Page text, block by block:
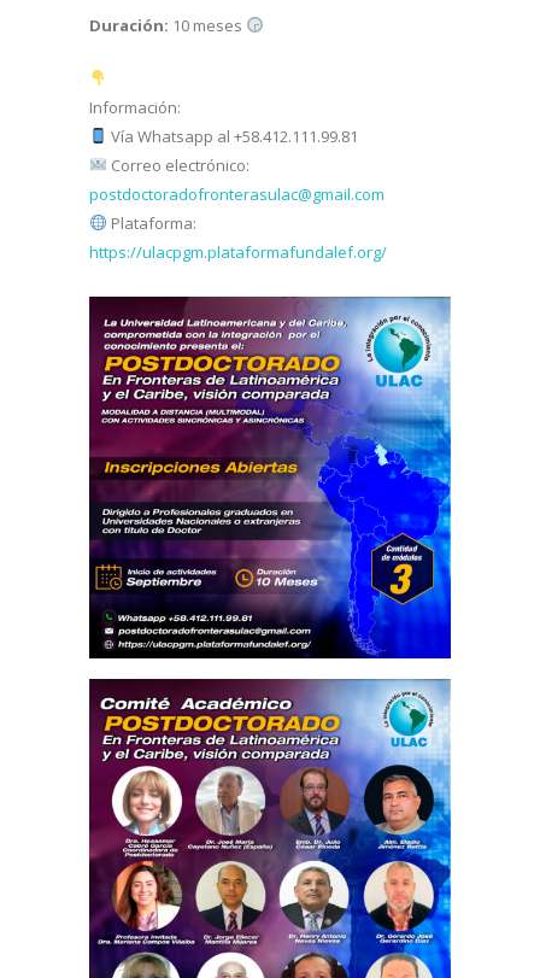
Duración: 10 meses
Información:
Vía Whatsapp al +58.412.111.99.81
Correo electrónico:
postdoctoradofronterasulac@gmail.com
Plataforma:
https://ulacpgm.plataformafundalef.org/